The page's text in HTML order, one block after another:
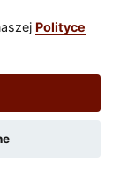
|Patronat|
Polityce